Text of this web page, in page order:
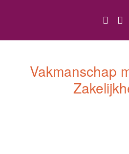
Vakmanschap